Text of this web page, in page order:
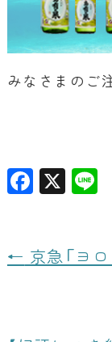
みなさまのご
F
e
X Li
← 京急「ヨロ